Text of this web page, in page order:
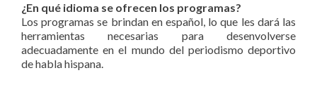
¿En qué idioma se ofrecen los programas?
Los programas se brindan en español, lo que les dará las
herramientas necesarias para desenvolverse
adecuadamente en el mundo del periodismo deportivo
de habla hispana.